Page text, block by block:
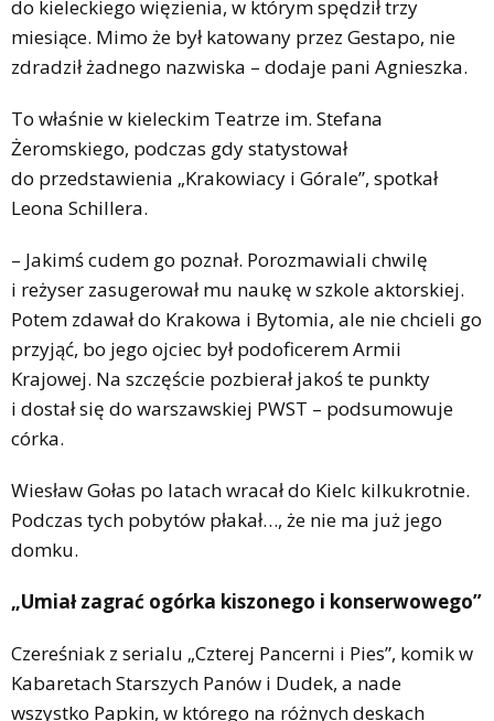
do kieleckiego więzienia, w którym spędził trzy
miesiące. Mimo że był katowany przez Gestapo, nie
zdradził żadnego nazwiska – dodaje pani Agnieszka.
To właśnie w kieleckim Teatrze im. Stefana
Żeromskiego, podczas gdy statystował
do przedstawienia „Krakowiacy i Górale”, spotkał
Leona Schillera.
– Jakimś cudem go poznał. Porozmawiali chwilę
i reżyser zasugerował mu naukę w szkole aktorskiej.
Potem zdawał do Krakowa i Bytomia, ale nie chcieli go
przyjąć, bo jego ojciec był podoficerem Armii
Krajowej. Na szczęście pozbierał jakoś te punkty
i dostał się do warszawskiej PWST – podsumowuje
córka.
Wiesław Gołas po latach wracał do Kielc kilkukrotnie.
Podczas tych pobytów płakał…, że nie ma już jego
domku.
„Umiał zagrać ogórka kiszonego i konserwowego”
Czereśniak z serialu „Czterej Pancerni i Pies”, komik w
Kabaretach Starszych Panów i Dudek, a nade
wszystko Papkin, w którego na różnych deskach